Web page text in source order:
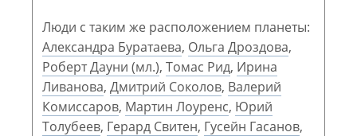
Люди с таким же расположением планеты:
Александра Буратаева, Ольга Дроздова,
Роберт Дауни (мл.), Томас Рид, Ирина
Ливанова, Дмитрий Соколов, Валерий
Комиссаров, Мартин Лоуренс, Юрий
Толубеев, Герард Свитен, Гусейн Гасанов,